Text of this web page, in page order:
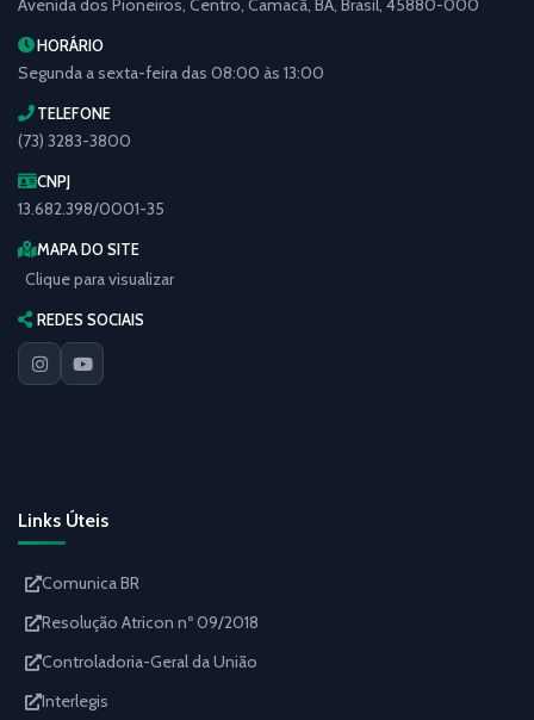
Avenida dos Pioneiros, Centro, Camacã, BA, Brasil, 45880-000
HORÁRIO
Segunda a sexta-feira das 08:00 às 13:00
TELEFONE
(73) 3283-3800
CNPJ
13.682.398/0001-35
MAPA DO SITE
Clique para visualizar
REDES SOCIAIS
Links Úteis
Comunica BR
Resolução Atricon nº 09/2018
Controladoria-Geral da União
Interlegis